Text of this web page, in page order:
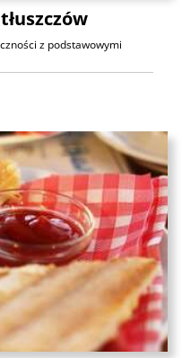
z podstawowymi